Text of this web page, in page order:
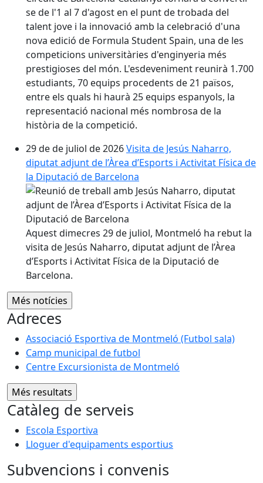
se de l'1 al 7 d'agost en el punt de trobada del
talent jove i la innovació amb la celebració d'una
nova edició de Formula Student Spain, una de les
competicions universitàries d'enginyeria més
prestigioses del món. L'esdeveniment reunirà 1.700
estudiants, 70 equips procedents de 21 països,
entre els quals hi haurà 25 equips espanyols, la
representació nacional més nombrosa de la
història de la competició.
29 de de juliol de 2026Visita de Jesús Naharro,
diputat adjunt de l’Àrea d’Esports i Activitat Física de
la Diputació de Barcelona
Aquest dimecres 29 de juliol, Montmeló ha rebut la
visita de Jesús Naharro, diputat adjunt de l’Àrea
d’Esports i Activitat Física de la Diputació de
Barcelona.
Adreces
Associació Esportiva de Montmeló (Futbol sala)
Camp municipal de futbol
Centre Excursionista de Montmeló
Catàleg de serveis
Escola Esportiva
Lloguer d'equipaments esportius
Subvencions i convenis